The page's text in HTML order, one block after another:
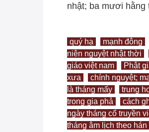
nhật; ba mươi hằng
quý hạ mạnh đông
niên nguyệt nhật thời
giáo việt nam
Phật
xưa
chính nguyệt;
là tháng mấy
trung
trong gia phả
cách
ngày tháng cổ truyền
tháng âm lịch theo hán